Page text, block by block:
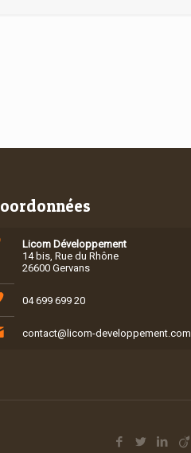
Licom Développement
14 bis, Rue du Rhône
26600 Gervans
04 699 699 20
contact@licom-developpement.com